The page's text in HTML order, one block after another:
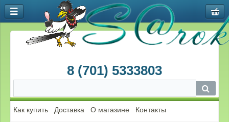
8 (701) 5333803
Как купить Доставка О магазине Контакты